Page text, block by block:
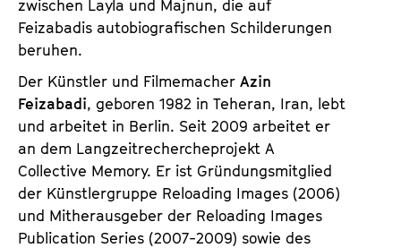
zwischen Layla und Majnun, die auf
Feizabadis autobiografischen Schilderungen
beruhen.
Der Künstler und Filmemacher Azin
Feizabadi, geboren 1982 in Teheran, Iran, lebt
und arbeitet in Berlin. Seit 2009 arbeitet er
an dem Langzeitrechercheprojekt A
Collective Memory. Er ist Gründungsmitglied
der Künstlergruppe Reloading Images (2006)
und Mitherausgeber der Reloading Images
Publication Series (2007-2009) sowie des